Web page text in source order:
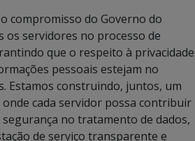
compromisso do Governo do
os servidores no processo de
que o respeito à privacidade
pessoais estejam no
Estamos construindo, juntos, um
cada servidor possa contribuir
no tratamento de dados,
de serviço transparente e